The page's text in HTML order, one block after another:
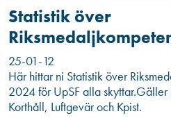
Statistik över
25-01-12
Här hittar ni Statistik över
2024 för UpSF alla
Korthåll, Luftgevär och Kpist.